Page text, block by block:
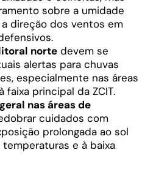
sobre a umidade
direção dos ventos em
norte devem se
alertas para chuvas
especialmente nas áreas
faixa principal da ZCIT.
nas áreas de
cuidados com
prolongada ao sol
e à baixa